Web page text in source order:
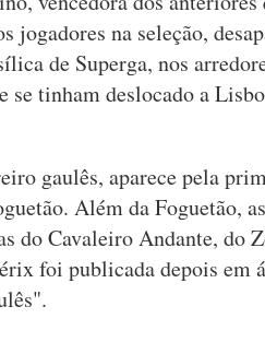
jogadores na seleção,
de Superga, nos
se tinham deslocado a
gaulês, aparece pela
Além da Foguetão,
do Cavaleiro Andante, do
foi publicada depois em